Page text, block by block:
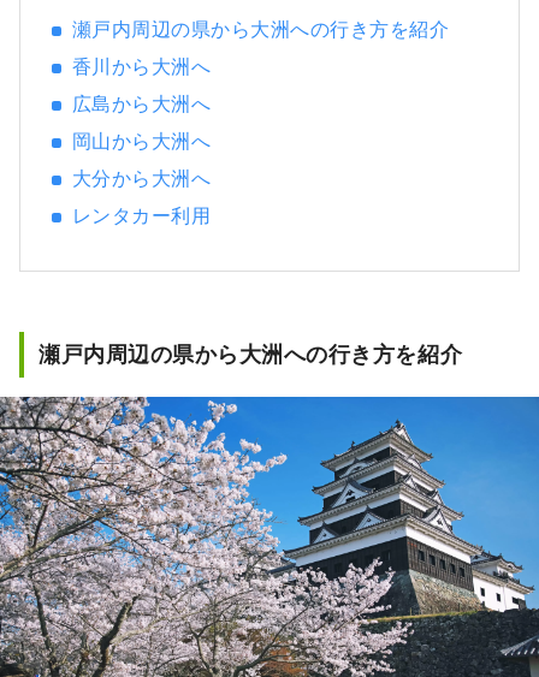
瀬戸内周辺の県から大洲への行き方を紹介
香川から大洲へ
広島から大洲へ
岡山から大洲へ
大分から大洲へ
レンタカー利用
瀬戸内周辺の県から大洲への行き方を紹介